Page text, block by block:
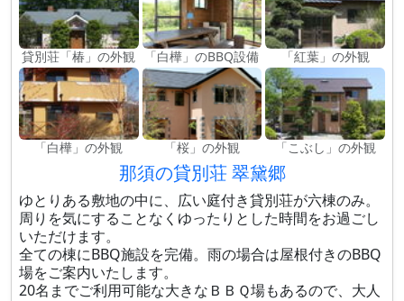
貸別荘「椿」の外観 「白樺」のBBQ設備 「紅葉」の外観
「白樺」の外観 「桜」の外観 「こぶし」の外観
那須の貸別荘 翠黛郷
ゆとりある敷地の中に、広い庭付き貸別荘が六棟のみ。
周りを気にすることなくゆったりとした時間をお過ごし
いただけます。
全ての棟にBBQ施設を完備。雨の場合は屋根付きのBBQ
場をご案内いたします。
20名までご利用可能な大きなＢＢＱ場もあるので、大人